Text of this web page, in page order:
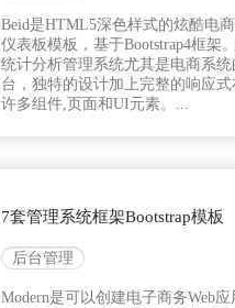
Beid是HTML5深色样式的炫酷电
仪表板模板，基于Bootstrap4框架
统计分析管理系统尤其是电商系
台，独特的设计加上完整的响应
许多组件,页面和UI元素。...
7套管理系统框架Bootstrap模板
后台管理
Modern是可以创建电子商务Web